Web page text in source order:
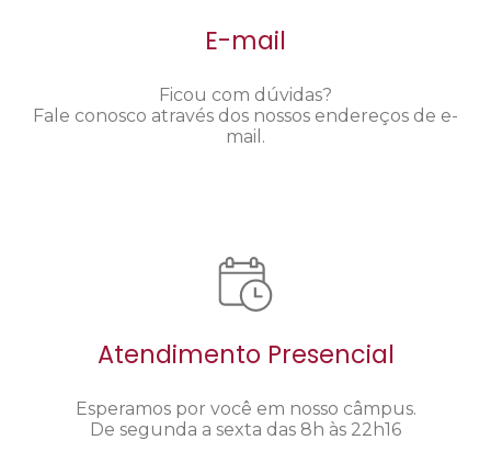
E-mail
Ficou com dúvidas?
Fale conosco através dos nossos endereços de e-
mail.
Atendimento Presencial
Esperamos por você em nosso câmpus.
De segunda a sexta das 8h às 22h16